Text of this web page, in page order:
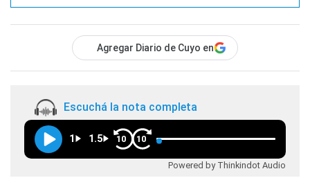
Agregar Diario de Cuyo en
Escuchá la nota completa
1 1.5 10 10
Powered by Thinkindot Audio